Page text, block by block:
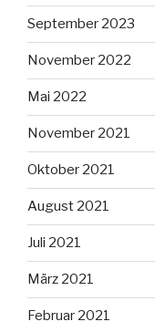
September 2023
November 2022
Mai 2022
November 2021
Oktober 2021
August 2021
Juli 2021
März 2021
Februar 2021